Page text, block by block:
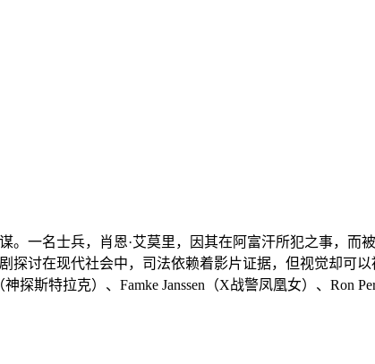
一名士兵，肖恩·艾莫里，因其在阿富汗所犯之事，而
探讨在现代社会中，司法依赖着影片证据，但视觉却可
斯特拉克）、Famke Janssen（X战警凤凰女）、Ron